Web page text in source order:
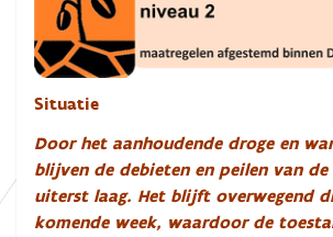
Situatie
Door het aanhoudende droge en
blijven de debieten en peilen van
uiterst laag. Het blijft overwegend
komende week, waardoor de